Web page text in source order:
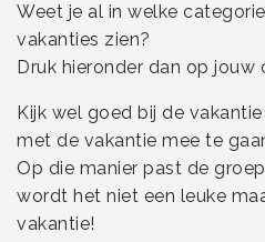
Weet je al in welke
vakanties zien?
Druk hieronder dan op jouw
Kijk wel goed bij de
met de vakantie mee te
Op die manier past de
wordt het niet een leuke
vakantie!